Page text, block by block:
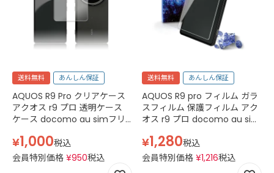
送料無料 あんしん保証
AQUOS R9 Pro クリアケース
アクオス r9 プロ 透明ケース
ケース docomo au simフリ
SHM30AB0 スマホケース TPU
スマホケース 透明 クリア
¥1,000税込
会員特別価格 ¥950税込
送料無料 あんしん保証
AQUOS R9 pro フィルム ガラ
スフィルム 保護フィルム アク
オス r9 プロ docomo au sim
M30 SHM30AB0 スマホフィル
ム ケース 強化ガラス 透明 ク
リア
¥1,280税込
会員特別価格 ¥1,216税込